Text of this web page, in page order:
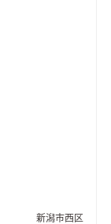
新潟市西区